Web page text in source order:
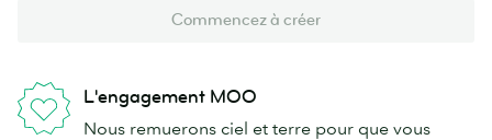
Commencez à créer
L'engagement MOO
Nous remuerons ciel et terre pour que vous